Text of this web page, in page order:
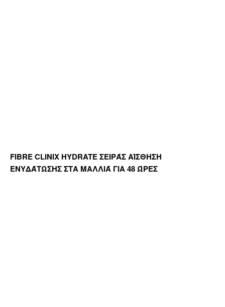
FIBRE CLINIX HYDRATE ΣΕΙΡΆΣ ΑΊΣΘΗΣΗ
ΕΝΥΔΆΤΩΣΗΣ ΣΤΑ ΜΑΛΛΙΆ ΓΙΑ 48 ΏΡΕΣ